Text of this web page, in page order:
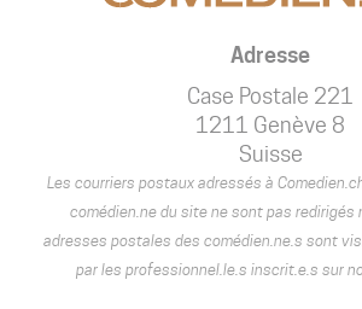
Adresse
Case Postale 221
1211 Genève 8
Suisse
Les courriers postaux adressés à
comédien.ne du site ne sont pas redirigés
adresses postales des comédien.ne.s sont
par les professionnel.le.s inscrit.e.s sur